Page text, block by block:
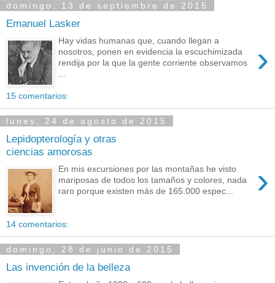
domingo, 13 de septiembre de 2015
Emanuel Lasker
›
Hay vidas humanas que, cuando llegan a
nosotros, ponen en evidencia la escuchimizada
rendija por la que la gente corriente observamos
...
15 comentarios:
lunes, 24 de agosto de 2015
Lepidopterología y otras
ciencias amorosas
›
En mis excursiones por las montañas he visto
mariposas de todos los tamaños y colores, nada
raro porque existen más de 165.000 espec...
14 comentarios:
domingo, 28 de junio de 2015
Las invención de la belleza